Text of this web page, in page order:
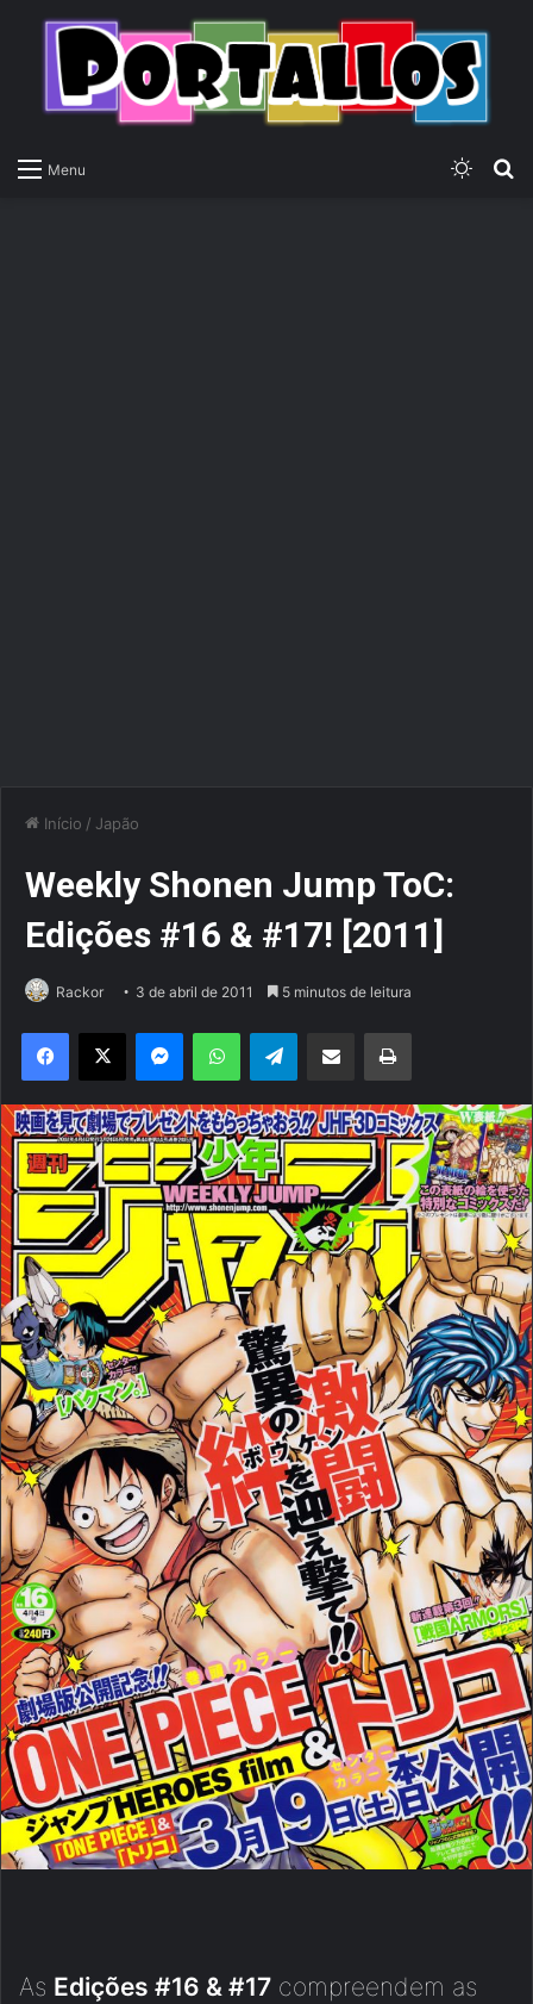
Menu
Início / Japão
Weekly Shonen Jump ToC:
Edições #16 & #17! [2011]
Rackor 3 de abril de 2011 5 minutos de leitura
As Edições #16 & #17 compreendem as